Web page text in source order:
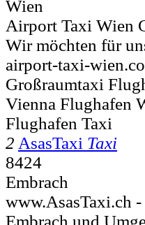
Wien
Airport Taxi Wien
Wir möchten für
airport-taxi-
Großraumtaxi
Vienna Flughafen
Flughafen Taxi
2 AsasTaxi Taxi
8424
Embrach
www.AsasTaxi.ch
Embrach und